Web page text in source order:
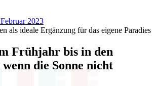
2023
Frühjahr bis in den
die Sonne nicht